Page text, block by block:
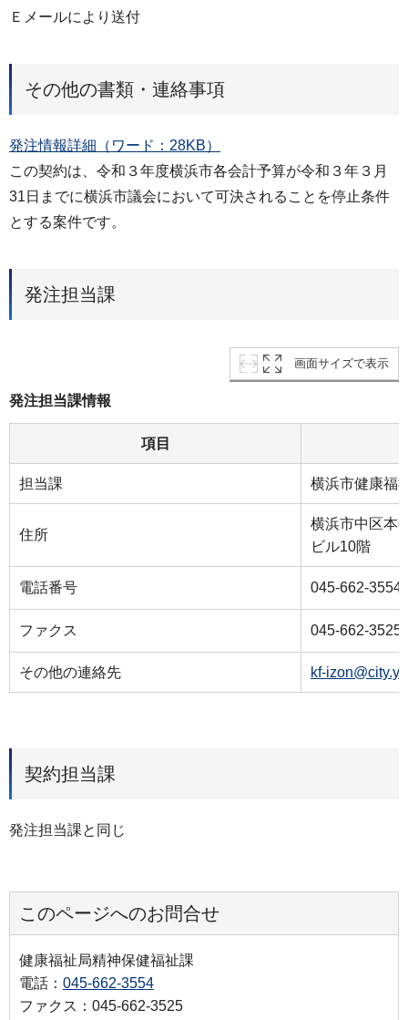
Ｅメールにより送付
その他の書類・連絡事項
発注情報詳細（ワード：28KB）
この契約は、令和３年度横浜市各会計予算が令和３年３月
31日までに横浜市議会において可決されることを停止条件
とする案件です。
発注担当課
画面サイズで表示
発注担当課情報
項目
担当課 横浜市健康福
住所
横浜市中区本
ビル10階
電話番号 045-662-3554
ファクス 045-662-3525
その他の連絡先 kf-
契約担当課
発注担当課と同じ
このページへのお問合せ
健康福祉局精神保健福祉課
電話： 045-662-3554
ファクス：045-662-3525